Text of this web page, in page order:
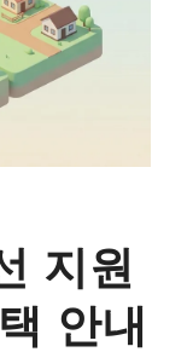
지원
안내